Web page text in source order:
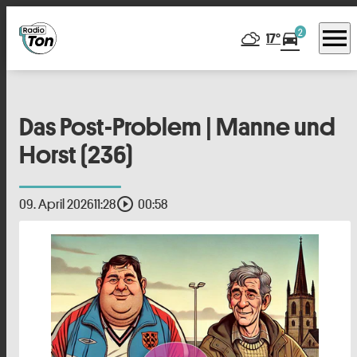
17°directions_car2 menu
Das Post-Problem | Manne und
Horst (236)
09. April 202611:28play_circle_outline 00:58